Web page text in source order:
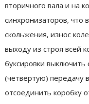
вторичного вала и на
синхронизаторов, что
скольжения, износ
выходу из строя всей
буксировки
(четвертую) передачу
отсоединить коробку